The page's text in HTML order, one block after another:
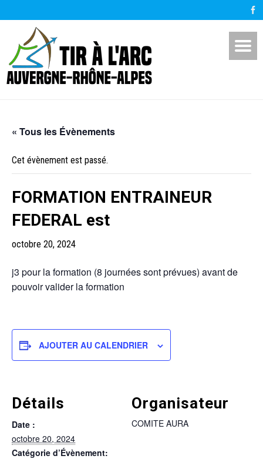
« Tous les Évènements
Cet évènement est passé.
FORMATION ENTRAINEUR
FEDERAL est
octobre 20, 2024
j3 pour la formation (8 journées sont prévues) avant de
pouvoir valider la formation
AJOUTER AU CALENDRIER
Détails
Date :
octobre 20, 2024
Catégorie d’Évènement:
Organisateur
COMITE AURA